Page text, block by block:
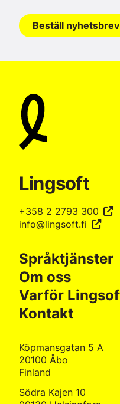
Beställ nyhetsbrev
Lingsoft
+358 2 2793 300
info@lingsoft.fi
Köpmansgatan 5 A
20100 Åbo
Finland
Södra Kajen 10
Språktjänster
Om oss
Varför
Kontakt